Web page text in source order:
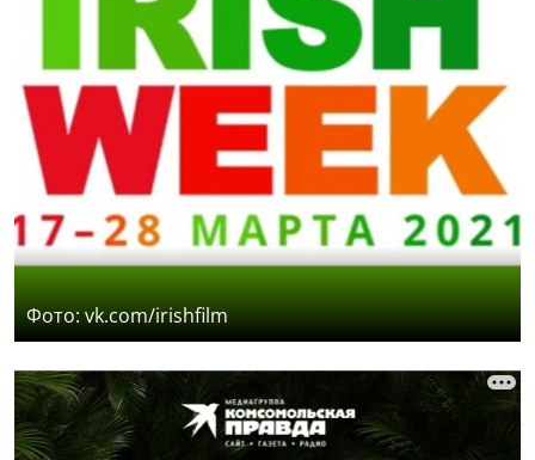
Фото: vk.com/irishfilm